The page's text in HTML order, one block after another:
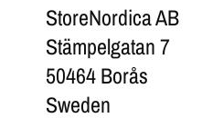
StoreNordica AB
Stämpelgatan 7
50464 Borås
Sweden